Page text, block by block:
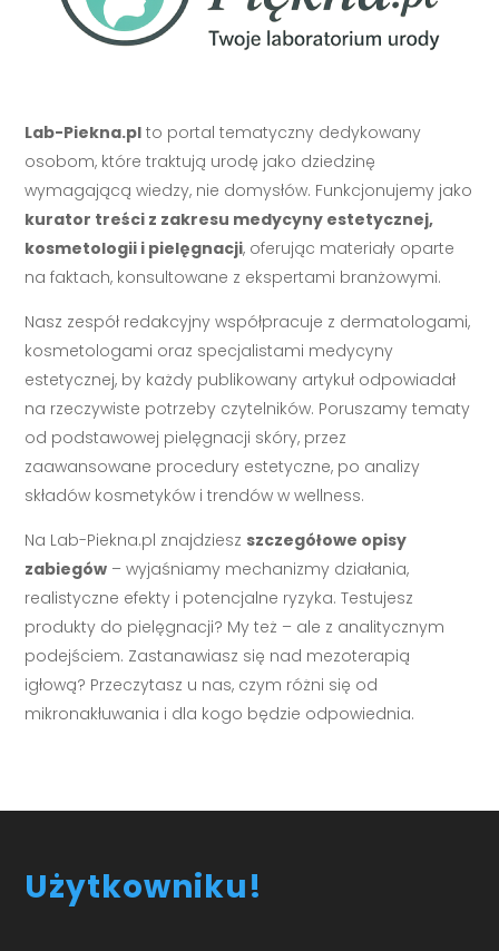
Lab-Piekna.pl to portal tematyczny dedykowany
osobom, które traktują urodę jako dziedzinę
wymagającą wiedzy, nie domysłów. Funkcjonujemy jako
kurator treści z zakresu medycyny estetycznej,
kosmetologii i pielęgnacji, oferując materiały oparte
na faktach, konsultowane z ekspertami branżowymi.
Nasz zespół redakcyjny współpracuje z dermatologami,
kosmetologami oraz specjalistami medycyny
estetycznej, by każdy publikowany artykuł odpowiadał
na rzeczywiste potrzeby czytelników. Poruszamy tematy
od podstawowej pielęgnacji skóry, przez
zaawansowane procedury estetyczne, po analizy
składów kosmetyków i trendów w wellness.
Na Lab-Piekna.pl znajdziesz szczegółowe opisy
zabiegów – wyjaśniamy mechanizmy działania,
realistyczne efekty i potencjalne ryzyka. Testujesz
produkty do pielęgnacji? My też – ale z analitycznym
podejściem. Zastanawiasz się nad mezoterapią
igłową? Przeczytasz u nas, czym różni się od
mikronakłuwania i dla kogo będzie odpowiednia.
Użytkowniku!